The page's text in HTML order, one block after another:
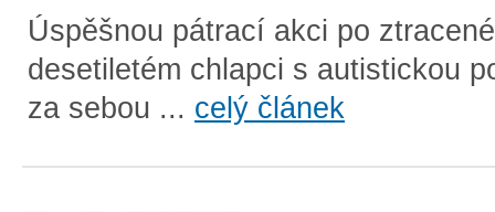
Úspěšnou pátrací akci po
desetiletém chlapci s autistickou
za sebou ... celý článek